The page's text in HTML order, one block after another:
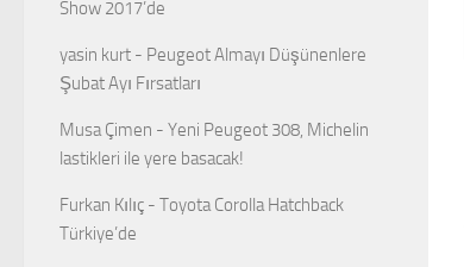
Show 2017’de
yasin kurt - Peugeot Almayı Düşünenlere
Şubat Ayı Fırsatları
Musa Çimen - Yeni Peugeot 308, Michelin
lastikleri ile yere basacak!
Furkan Kılıç - Toyota Corolla Hatchback
Türkiye’de